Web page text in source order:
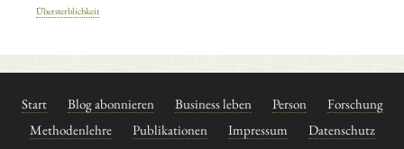
Übersterblichkeit
Start Blog abonnieren Business leben Person
Forschung
Methodenlehre
Publikationen Impressum Datenschutz